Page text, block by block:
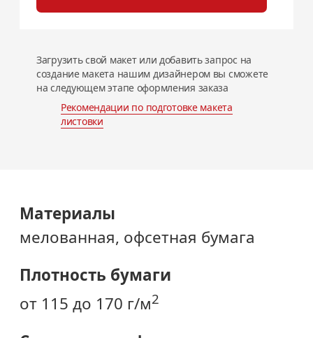
Загрузить свой макет или добавить запрос на
создание макета нашим дизайнером вы сможете
на следующем этапе оформления заказа
Рекомендации по подготовкемакета
листовки
Материалы
мелованная, офсетная бумага
Плотность бумаги
от 115 до 170 г/м2